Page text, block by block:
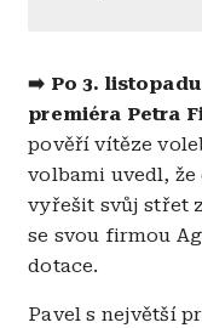
➡️ Po 3.
premiéra Petra
pověří vítěze
volbami uvedl, že
vyřešit svůj střet
se svou firmou
dotace.
Pavel s největší